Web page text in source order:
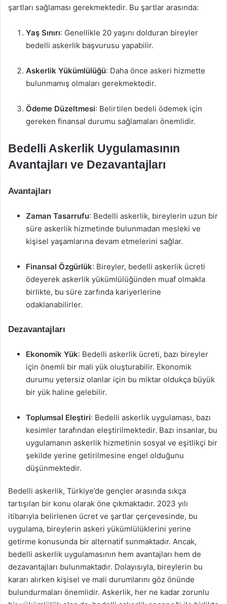
şartları sağlaması gerekmektedir. Bu şartlar arasında:
Yaş Sınırı: Genellikle 20 yaşını dolduran bireyler
bedelli askerlik başvurusu yapabilir.
Askerlik Yükümlülüğü: Daha önce askeri hizmette
bulunmamış olmaları gerekmektedir.
Ödeme Düzeltmesi: Belirtilen bedeli ödemek için
gereken finansal durumu sağlamaları önemlidir.
Bedelli Askerlik Uygulamasının
Avantajları ve Dezavantajları
Avantajları
Zaman Tasarrufu: Bedelli askerlik, bireylerin uzun bir
süre askerlik hizmetinde bulunmadan mesleki ve
kişisel yaşamlarına devam etmelerini sağlar.
Finansal Özgürlük: Bireyler, bedelli askerlik ücreti
ödeyerek askerlik yükümlülüğünden muaf olmakla
birlikte, bu süre zarfında kariyerlerine
odaklanabilirler.
Dezavantajları
Ekonomik Yük: Bedelli askerlik ücreti, bazı bireyler
için önemli bir mali yük oluşturabilir. Ekonomik
durumu yetersiz olanlar için bu miktar oldukça büyük
bir yük haline gelebilir.
Toplumsal Eleştiri: Bedelli askerlik uygulaması, bazı
kesimler tarafından eleştirilmektedir. Bazı insanlar, bu
uygulamanın askerlik hizmetinin sosyal ve eşitlikçi bir
şekilde yerine getirilmesine engel olduğunu
düşünmektedir.
Bedelli askerlik, Türkiye’de gençler arasında sıkça
tartışılan bir konu olarak öne çıkmaktadır. 2023 yılı
itibarıyla belirlenen ücret ve şartlar çerçevesinde, bu
uygulama, bireylerin askeri yükümlülüklerini yerine
getirme konusunda bir alternatif sunmaktadır. Ancak,
bedelli askerlik uygulamasının hem avantajları hem de
dezavantajları bulunmaktadır. Dolayısıyla, bireylerin bu
kararı alırken kişisel ve mali durumlarını göz önünde
bulundurmaları önemlidir. Askerlik, her ne kadar zorunlu